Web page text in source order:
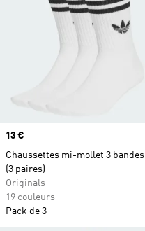
Prix
13 €
Chaussettes mi-mollet 3 bandes
(3 paires)
Originals
19 couleurs
Pack de 3